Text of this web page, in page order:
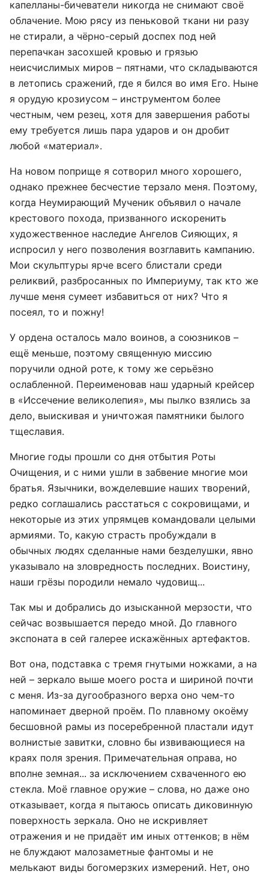
капелланы-бичеватели никогда не снимают своё
облачение. Мою рясу из пеньковой ткани ни разу
не стирали, а чёрно-серый доспех под ней
перепачкан засохшей кровью и грязью
неисчислимых миров – пятнами, что складываются
в летопись сражений, где я бился во имя Его. Ныне
я орудую крозиусом – инструментом более
честным, чем резец, хотя для завершения работы
ему требуется лишь пара ударов и он дробит
любой «материал».
На новом поприще я сотворил много хорошего,
однако прежнее бесчестие терзало меня. Поэтому,
когда Неумирающий Мученик объявил о начале
крестового похода, призванного искоренить
художественное наследие Ангелов Сияющих, я
испросил у него позволения возглавить кампанию.
Мои скульптуры ярче всего блистали среди
реликвий, разбросанных по Империуму, так кто же
лучше меня сумеет избавиться от них? Что я
посеял, то и пожну!
У ордена осталось мало воинов, а союзников –
ещё меньше, поэтому священную миссию
поручили одной роте, к тому же серьёзно
ослабленной. Переименовав наш ударный крейсер
в «Иссечение великолепия», мы пылко взялись за
дело, выискивая и уничтожая памятники былого
тщеславия.
Многие годы прошли со дня отбытия Роты
Очищения, и с ними ушли в забвение многие мои
братья. Язычники, вожделевшие наших творений,
редко соглашались расстаться с сокровищами, и
некоторые из этих упрямцев командовали целыми
армиями. То, какую страсть пробуждали в
обычных людях сделанные нами безделушки, явно
указывало на зловредность последних. Воистину,
наши грёзы породили немало чудовищ...
Так мы и добрались до изысканной мерзости, что
сейчас возвышается передо мной. До главного
экспоната в сей галерее искажённых артефактов.
Вот она, подставка с тремя гнутыми ножками, а на
ней – зеркало выше моего роста и шириной почти
с меня. Из-за дугообразного верха оно чем-то
напоминает дверной проём. По плавному окоёму
бесшовной рамы из посеребренной пластали идут
волнистые завитки, словно бы извивающиеся на
краях поля зрения. Примечательная оправа, но
вполне земная... за исключением схваченного ею
стекла. Моё главное оружие – слова, но даже оно
отказывает, когда я пытаюсь описать диковинную
поверхность зеркала. Оно не искривляет
отражения и не придаёт им иных оттенков; в нём
не блуждают малозаметные фантомы и не
мелькают виды богомерзких измерений. Нет, оно